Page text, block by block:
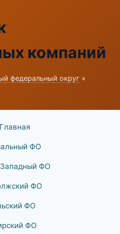
компаний
федеральный округ »
ФО
ФО
ФО
ФО
ФО